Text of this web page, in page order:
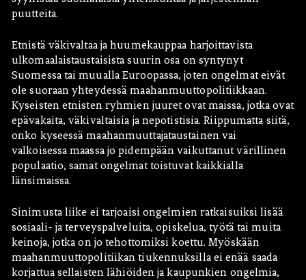
puutteita.
Etnistä väkivaltaa ja huumekauppaa harjoittavista
ulkomaalaistaustaisista suurin osa on syntynyt
Suomessa tai muualla Euroopassa, joten ongelmat eivät
ole suoraan yhteydessä maahanmuuttopolitiikkaan.
Kyseisten etnisten ryhmien juuret ovat maissa, jotka ovat
epävakaita, väkivaltaisia ja nepotistisia. Riippumatta siitä,
onko kyseessä maahanmuuttajataustainen vai
valkoisessa maassa jo pidempään vaikuttanut värillinen
populaatio, samat ongelmat toistuvat kaikkialla
länsimaissa.
Sinimusta liike ei tarjoaisi ongelmien ratkaisuiksi lisää
sosiaali- ja terveyspalveluita, opiskelua, työtä tai muita
keinoja, jotka on jo tehottomiksi koettu. Myöskään
maahanmuuttopolitiikan tiukennuksilla ei enää saada
korjattua sellaisten lähiöiden ja kaupunkien ongelmia,